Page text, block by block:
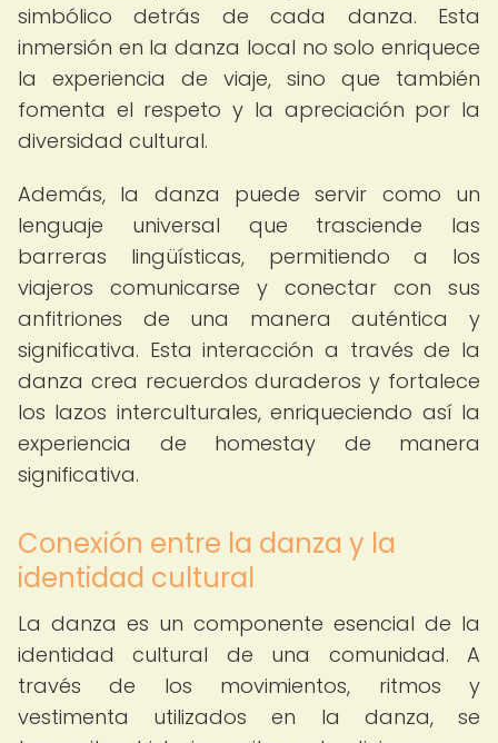
simbólico detrás de cada danza. Esta
inmersión en la danza local no solo enriquece
la experiencia de viaje, sino que también
fomenta el respeto y la apreciación por la
diversidad cultural.
Además, la danza puede servir como un
lenguaje universal que trasciende las
barreras lingüísticas, permitiendo a los
viajeros comunicarse y conectar con sus
anfitriones de una manera auténtica y
significativa. Esta interacción a través de la
danza crea recuerdos duraderos y fortalece
los lazos interculturales, enriqueciendo así la
experiencia de homestay de manera
significativa.
Conexión entre la danza y la
identidad cultural
La danza es un componente esencial de la
identidad cultural de una comunidad. A
través de los movimientos, ritmos y
vestimenta utilizados en la danza, se